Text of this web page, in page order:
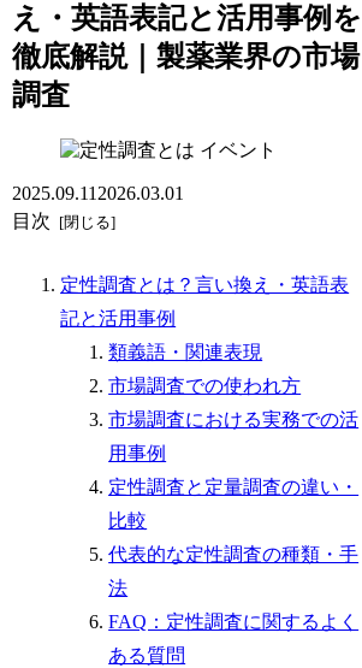
え・英語表記と活用事例を
徹底解説｜製薬業界の市場
調査
イベント
2025.09.11 2026.03.01
目次
定性調査とは？言い換え・英語表
記と活用事例
類義語・関連表現
市場調査での使われ方
市場調査における実務での活
用事例
定性調査と定量調査の違い・
比較
代表的な定性調査の種類・手
法
FAQ：定性調査に関するよく
ある質問